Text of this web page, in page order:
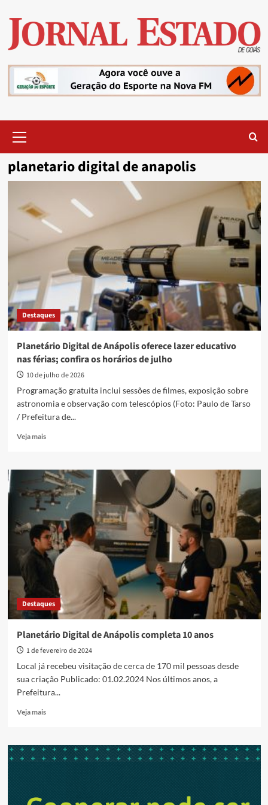
content
Menu
planetario digital de anapolis
Destaques
Planetário Digital de Anápolis oferece lazer educativo
nas férias; confira os horários de julho
10 de julho de 2026
Programação gratuita inclui sessões de filmes, exposição sobre
astronomia e observação com telescópios (Foto: Paulo de Tarso
/ Prefeitura de...
Veja maisRead
Planetário
Digital
de
Anápolis
oferece
lazer
educativo
nas
férias;
confira
horários
de
julho
Destaques
Planetário Digital de Anápolis completa 10 anos
1 de fevereiro de 2024
Local já recebeu visitação de cerca de 170 mil pessoas desde
sua criação Publicado: 01.02.2024 Nos últimos anos, a
Prefeitura...
Veja maisRead
Planetário
Digital
10